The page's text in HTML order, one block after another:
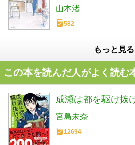
山本渚
582
もっと見る
この本を読んだ人がよく読む
成瀬は都を駆け抜
宮島未奈
12694